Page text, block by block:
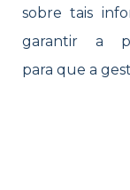
sobre tais
garantir a
para que a